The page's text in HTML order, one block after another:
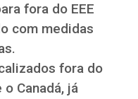
fora do EEE
com medidas
fora do
o Canadá, já